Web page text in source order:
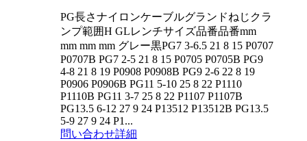
PG長さナイロンケーブルグランドねじクラ
ンプ範囲H GLレンチサイズ品番品番mm
mm mm mm グレー黒PG7 3-6.5 21 8 15 P0707
P0707B PG7 2-5 21 8 15 P0705 P0705B PG9
4-8 21 8 19 P0908 P0908B PG9 2-6 22 8 19
P0906 P0906B PG11 5-10 25 8 22 P1110
P1110B PG11 3-7 25 8 22 P1107 P1107B
PG13.5 6-12 27 9 24 P13512 P13512B PG13.5
5-9 27 9 24 P1...
問い合わせ詳細